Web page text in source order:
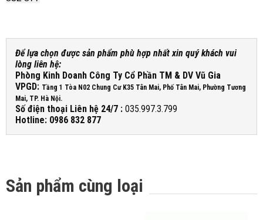
Để lựa chọn được sản phẩm phù hợp nhất xin quý khách vui
lòng liên hệ:
Phòng Kinh Doanh Công Ty Cổ Phần TM & DV Vũ Gia
VPGD: Tầng 1 Tòa N02 Chung Cư K35 Tân Mai, Phố Tân Mai, Phường Tương
Mai, TP. Hà Nội.
Số điện thoại Liên hệ 24/7 : 035.997.3.799
Hotline: 0986 832 877
Sản phẩm cùng loại